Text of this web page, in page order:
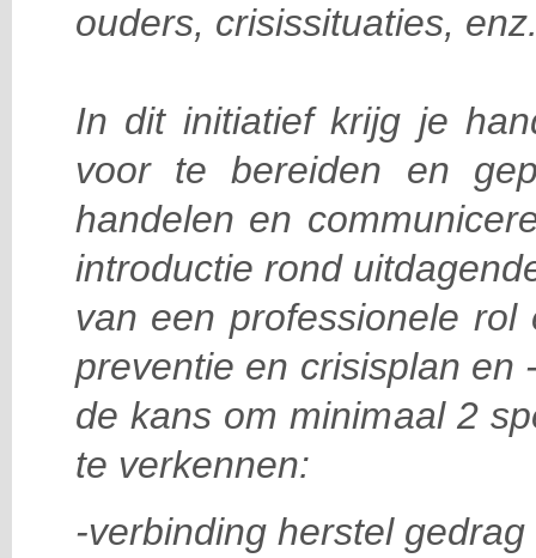
ouders, crisissituaties,
In dit initiatief krijg je
voor te bereiden en
handelen en
introductie rond
van een professionele
preventie en crisisplan en
de kans om minimaal 2
te verkennen:
-verbinding herstel gedrag